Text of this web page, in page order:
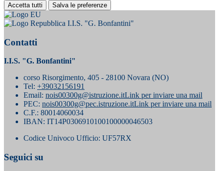
Accetta tutti Salva le preferenze
I.I.S. "G. Bonfantini"
Contatti
I.I.S. "G. Bonfantini"
corso Risorgimento, 405 - 28100 Novara (NO)
Tel: +39032156191
Email: nois00300g@istruzione.itLink per inviare una mail
PEC: nois00300g@pec.istruzione.itLink per inviare una mail
C.F.: 80014060034
IBAN: IT14P0306910100100000046503
Codice Univoco Ufficio: UF57RX
Seguici su